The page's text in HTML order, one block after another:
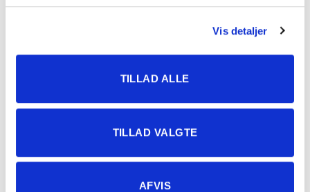
Vis detaljer
TILLAD ALLE
TILLAD VALGTE
AFVIS
Dobbelt Lacrosse Bold –
79,00kr.
Dobbelt Lacrosse Bold –
59,00kr.